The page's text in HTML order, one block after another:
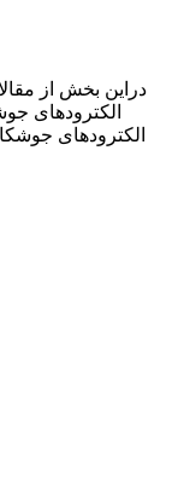
دراین بخش از
الکترودهای
الکترودهای